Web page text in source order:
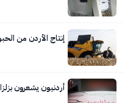
إنتاج الأردن من الحبوب
أردنيون يشعرون